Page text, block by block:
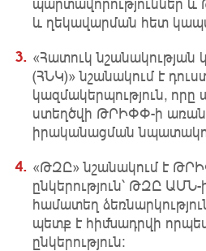
և ղեկավարման հետ
«Հատուկ նշանակության
(ՀՆԿ)» նշանակում է
կազմակերպություն,
ստեղծվի ԹՐԻՓՓ-ի
իրականացման
«ԹԶԸ» նշանակում է
ընկերություն՝ ԹԶԸ
համատեղ
պետք է հիմնադրվի
ընկերություն։